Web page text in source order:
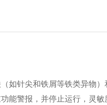
如针尖和铁屑等铁类异物
能警报，并停止运行，灵